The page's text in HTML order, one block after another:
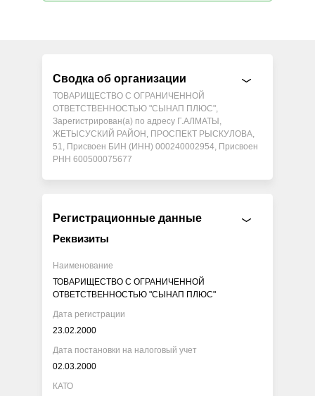
Сводка об организации
ТОВАРИЩЕСТВО С ОГРАНИЧЕННОЙ
ОТВЕТСТВЕННОСТЬЮ "СЫНАП ПЛЮС",
Зарегистрирован(а) по адресу Г.АЛМАТЫ,
ЖЕТЫСУСКИЙ РАЙОН, ПРОСПЕКТ РЫСКУЛОВА,
51, Присвоен БИН (ИНН) 000240002954, Присвоен
РНН 600500075677
Регистрационные данные
Реквизиты
Наименование
ТОВАРИЩЕСТВО С ОГРАНИЧЕННОЙ
ОТВЕТСТВЕННОСТЬЮ "СЫНАП ПЛЮС"
Дата регистрации
23.02.2000
Дата постановки на налоговый учет
02.03.2000
КАТО